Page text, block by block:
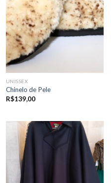
UNISSEX
Chinelo de Pele
R$139,00